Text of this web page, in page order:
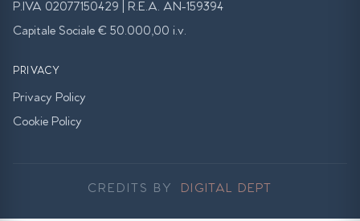
P.IVA 02077150429 | R.E.A. AN-159394
Capitale Sociale € 50.000,00 i.v.
PRIVACY
Privacy Policy
Cookie Policy
CREDITS BY DIGITAL DEPT